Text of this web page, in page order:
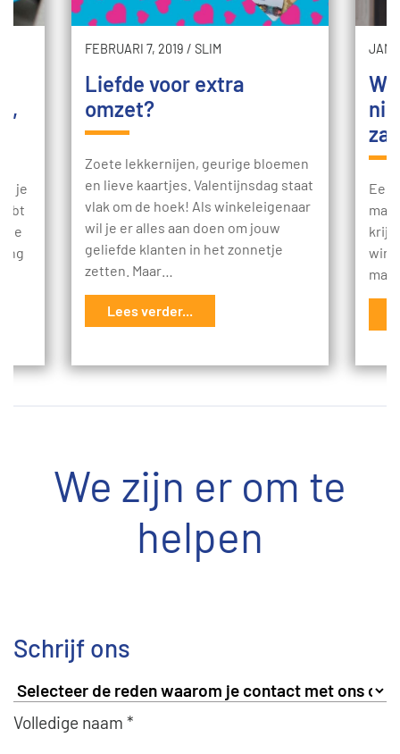
je
te
FEBRUARI 7, 2019 / SLIM
Liefde voor extra
omzet?
Zoete lekkernijen, geurige bloemen
en lieve kaartjes. Valentijnsdag staat
vlak om de hoek! Als winkeleigenaar
wil je er alles aan doen om jouw
geliefde klanten in het zonnetje
zetten. Maar…
Lees verder...
Een
We zijn er om te
helpen
Schrijf ons
Volledige naam *